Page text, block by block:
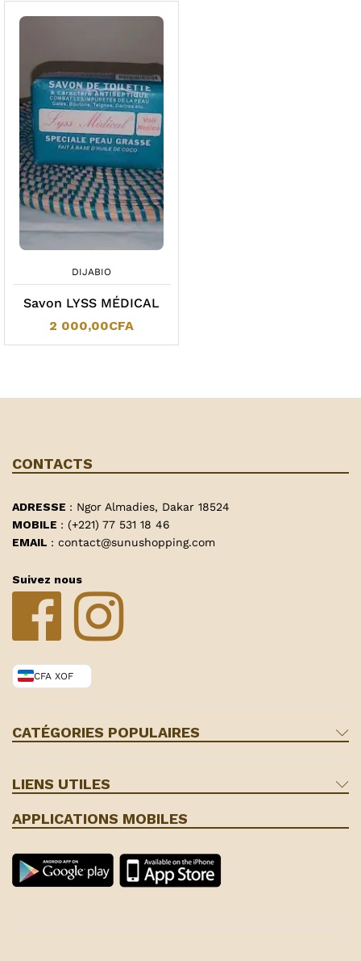
DIJABIO
Savon LYSS MÉDICAL
2 000,00CFA
CONTACTS
ADRESSE : Ngor Almadies, Dakar 18524
MOBILE : (+221) 77 531 18 46
EMAIL : contact@sunushopping.com
Suivez nous
CFA XOF
CATÉGORIES POPULAIRES
LIENS UTILES
APPLICATIONS MOBILES